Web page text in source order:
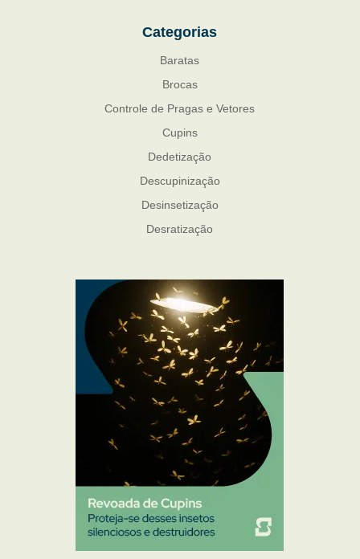
Categorias
Baratas
Brocas
Controle de Pragas e Vetores
Cupins
Dedetização
Descupinização
Desinsetização
Desratização
Mosquito Mist
Mosquitos
Percevejo de Cama
Pulgas e Carrapatos
Ratos
Sanitização
Traças